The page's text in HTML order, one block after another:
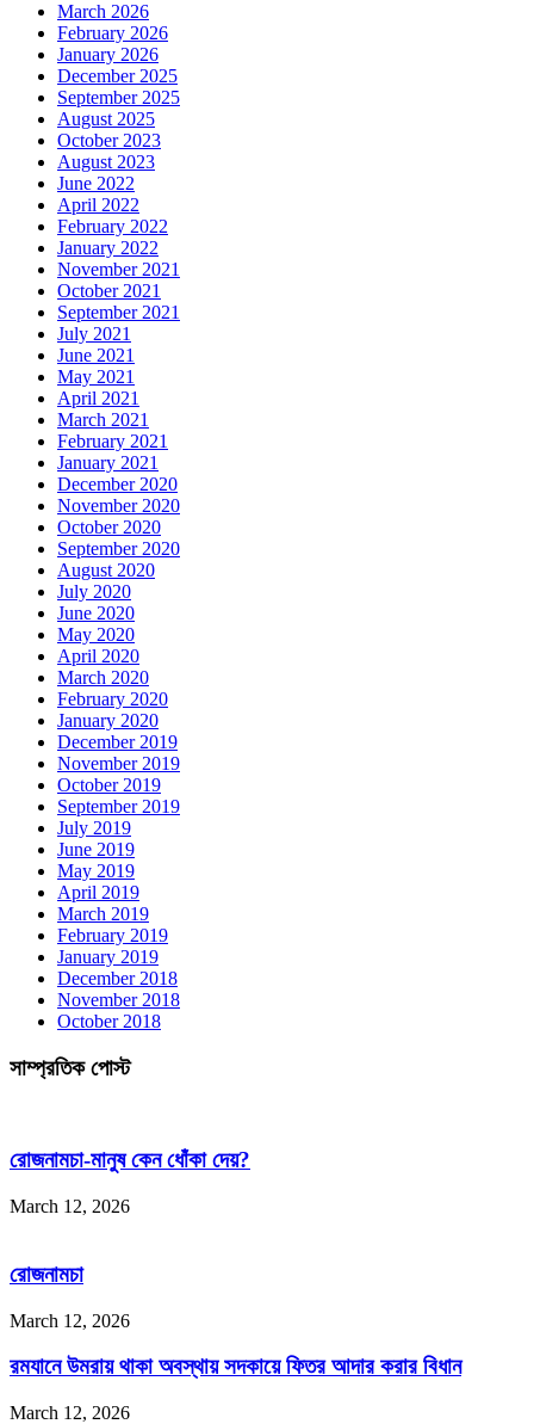
March 2026
February 2026
January 2026
December 2025
September 2025
August 2025
October 2023
August 2023
June 2022
April 2022
February 2022
January 2022
November 2021
October 2021
September 2021
July 2021
June 2021
May 2021
April 2021
March 2021
February 2021
January 2021
December 2020
November 2020
October 2020
September 2020
August 2020
July 2020
June 2020
May 2020
April 2020
March 2020
February 2020
January 2020
December 2019
November 2019
October 2019
September 2019
July 2019
June 2019
May 2019
April 2019
March 2019
February 2019
January 2019
December 2018
November 2018
October 2018
সাম্প্রতিক পোস্ট
রোজনামচা-মানুষ কেন ধোঁকা দেয়?
March 12, 2026
রোজনামচা
March 12, 2026
রমযানে উমরায় থাকা অবস্থায় সদকায়ে ফিতর আদার করার বিধান
March 12, 2026